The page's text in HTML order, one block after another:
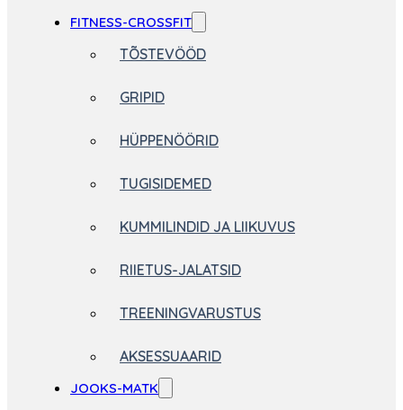
FITNESS-CROSSFIT
TÕSTEVÖÖD
GRIPID
HÜPPENÖÖRID
TUGISIDEMED
KUMMILINDID JA LIIKUVUS
RIIETUS-JALATSID
TREENINGVARUSTUS
AKSESSUAARID
JOOKS-MATK